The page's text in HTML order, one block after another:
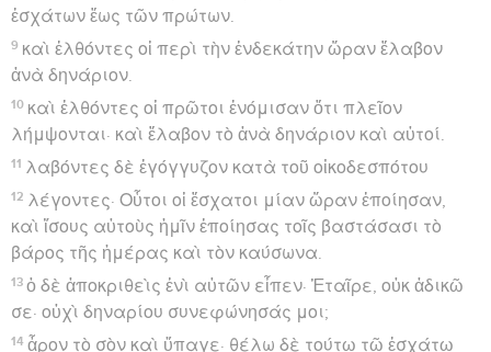
ἐσχάτων ἕως τῶν πρώτων.
9 καὶ ἐλθόντες οἱ περὶ τὴν ἑνδεκάτην ὥραν ἔλαβον
ἀνὰ δηνάριον.
10 καὶ ἐλθόντες οἱ πρῶτοι ἐνόμισαν ὅτι πλεῖον
λήμψονται· καὶ ἔλαβον τὸ ἀνὰ δηνάριον καὶ αὐτοί.
11 λαβόντες δὲ ἐγόγγυζον κατὰ τοῦ οἰκοδεσπότου
12 λέγοντες· Οὗτοι οἱ ἔσχατοι μίαν ὥραν ἐποίησαν,
καὶ ἴσους αὐτοὺς ἡμῖν ἐποίησας τοῖς βαστάσασι τὸ
βάρος τῆς ἡμέρας καὶ τὸν καύσωνα.
13 ὁ δὲ ἀποκριθεὶς ἑνὶ αὐτῶν εἶπεν· Ἑταῖρε, οὐκ ἀδικῶ
σε· οὐχὶ δηναρίου συνεφώνησάς μοι;
14 ἆρον τὸ σὸν καὶ ὕπαγε· θέλω δὲ τούτῳ τῷ ἐσχάτῳ